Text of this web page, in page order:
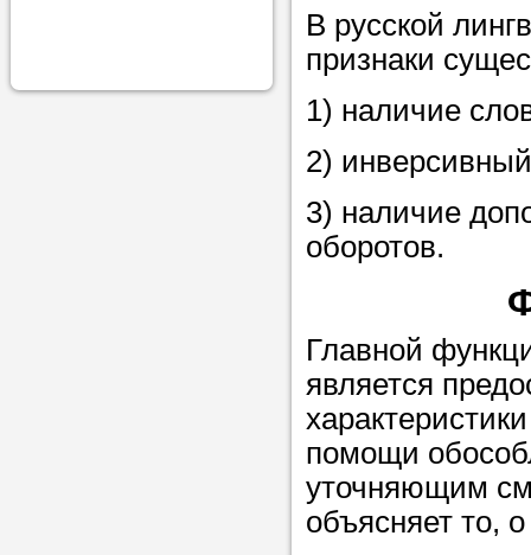
Наши
помогут
советам,
репетитора
упростить
достаточно
нам, и
репетитора,
максимально
ваши
В русской
признаки
1) наличие
2)
3) наличие
оборотов.
Главной
является
помощи
уточняющим
объясняет то,